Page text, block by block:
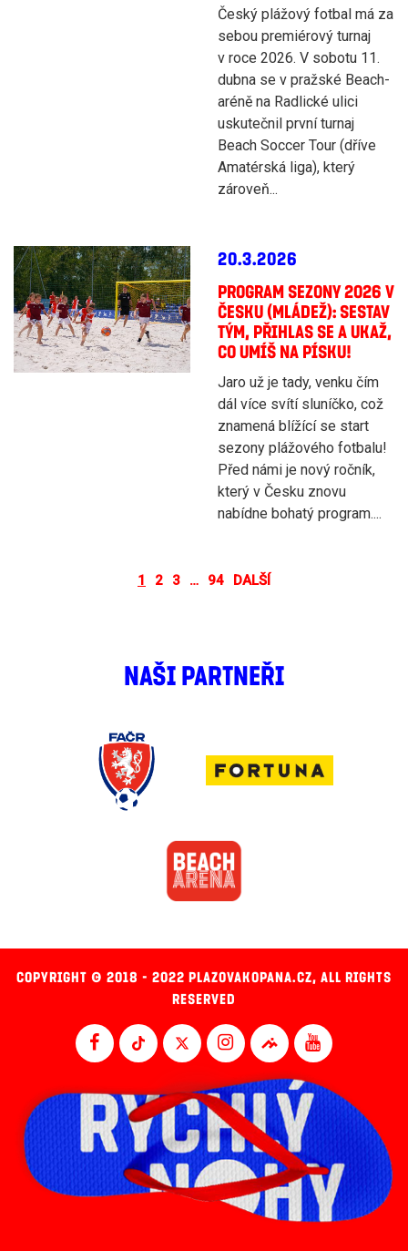
Český plážový fotbal má za
sebou premiérový turnaj
v roce 2026. V sobotu 11.
dubna se v pražské Beach-
aréně na Radlické ulici
uskutečnil první turnaj
Beach Soccer Tour (dříve
Amatérská liga), který
zároveň...
20.3.2026
PROGRAM SEZONY 2026 V
ČESKU (MLÁDEŽ): SESTAV
TÝM, PŘIHLAS SE A UKAŽ,
CO UMÍŠ NA PÍSKU!
Jaro už je tady, venku čím
dál více svítí sluníčko, což
znamená blížící se start
sezony plážového fotbalu!
Před námi je nový ročník,
který v Česku znovu
nabídne bohatý program....
1 2 3 … 94 DALŠÍ
NAŠI PARTNEŘI
COPYRIGHT © 2018 - 2022 PLAZOVAKOPANA.CZ, ALL RIGHTS
RESERVED